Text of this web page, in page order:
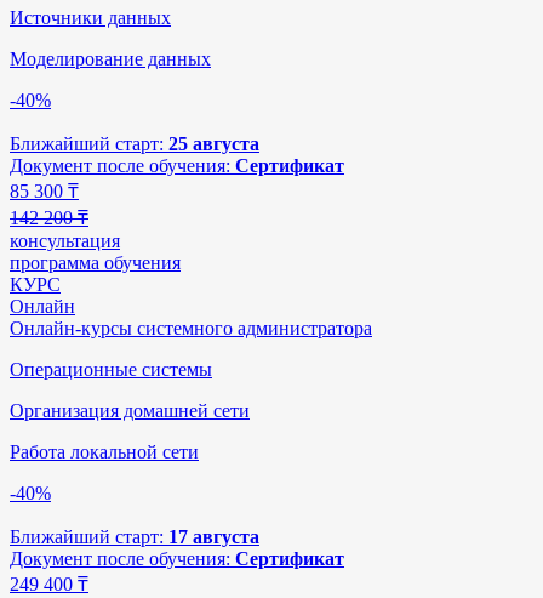
Источники данных
Моделирование данных
-40%
Ближайший старт: 25 августа
Документ после обучения: Сертификат
85 300 ₸
142 200 ₸
консультация
программа обучения
КУРС
Онлайн
Онлайн-курсы системного администратора
Операционные системы
Организация домашней сети
Работа локальной сети
-40%
Ближайший старт: 17 августа
Документ после обучения: Сертификат
249 400 ₸